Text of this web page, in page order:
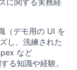
（デモ用の UI を
し、洗練された
など
る知識や経験。